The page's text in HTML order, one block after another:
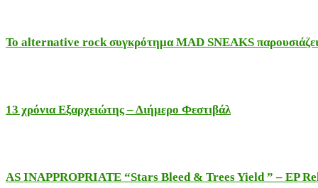
Το alternative rock συγκρότημα MAD SNEAKS
13 χρόνια Εξαρχειώτης – Διήμερο Φεστιβάλ
AS INAPPROPRIATE “Stars Bleed & Trees Yield ” – EP